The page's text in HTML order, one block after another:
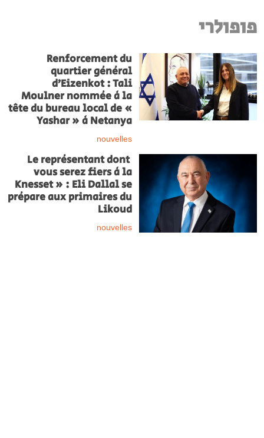
פופולרי
Renforcement du
quartier général
d’Eizenkot : Tali
Moulner nommée à la
tête du bureau local de «
Yashar » à Netanya
nouvelles
Le représentant dont
vous serez fiers à la
Knesset » : Eli Dallal se
prépare aux primaires du
Likoud
nouvelles